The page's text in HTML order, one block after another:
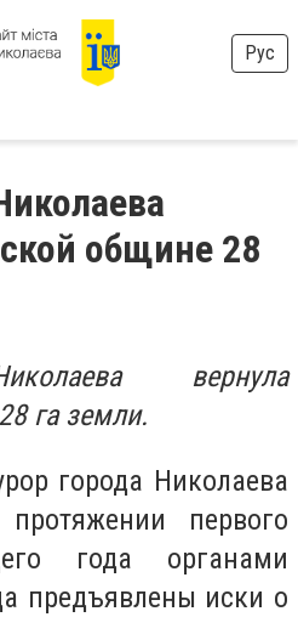
Рус
общине 28
вернула
га земли.
города Николаева
первого
года органами
предъявлены иски о